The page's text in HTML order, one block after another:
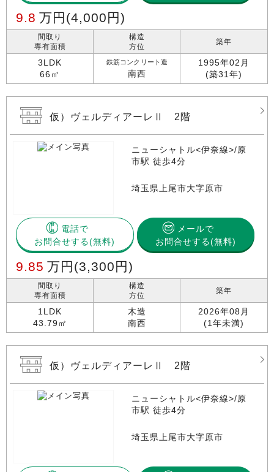
9.8 万円 (4,000円)
間取り
専有面積
3LDK
66㎡
構造
方位
鉄筋コンクリート造
南西
築年
1995年02月
(築31年)
仮）ヴェルディアーレⅡ 2階
ニューシャトル<伊奈線>/原
市駅 徒歩4分
埼玉県上尾市大字原市
電話で
お問合せする
メールで
お問合せする(無料)
9.85 万円 (3,300円)
間取り
専有面積
1LDK
43.79㎡
構造
方位
木造
南西
築年
2026年08月
(1年未満)
仮）ヴェルディアーレⅡ 2階
ニューシャトル<伊奈線>/原
市駅 徒歩4分
埼玉県上尾市大字原市